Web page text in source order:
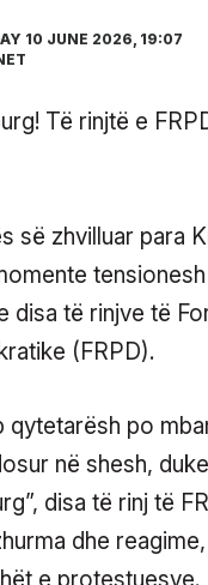
10 JUNE 2026, 19:07
së zhvilluar para
disa të rinjve të
(FRPD).
qytetarësh po
në shesh,
disa të rinj të
dhe
e protestuesve.